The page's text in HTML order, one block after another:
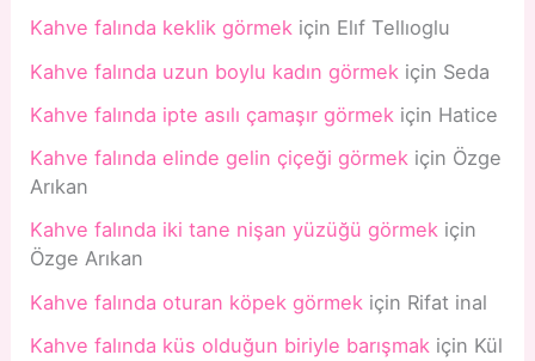
Kahve falında keklik görmek için Elıf Tellıoglu
Kahve falında uzun boylu kadın görmek için Seda
Kahve falında ipte asılı çamaşır görmek için Hatice
Kahve falında elinde gelin çiçeği görmek için Özge
Arıkan
Kahve falında iki tane nişan yüzüğü görmek için
Özge Arıkan
Kahve falında oturan köpek görmek için Rifat inal
Kahve falında küs olduğun biriyle barışmak için Kül